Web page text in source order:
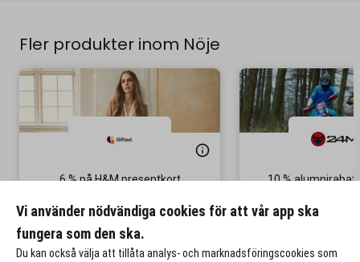
Fler produkter inom Nöje
6 % på H&M presentkort
Till rabatten
10 %
Vi använder nödvändiga cookies för att vår app ska
fungera som den ska.
Du kan också välja att tillåta analys- och marknadsföringscookies som